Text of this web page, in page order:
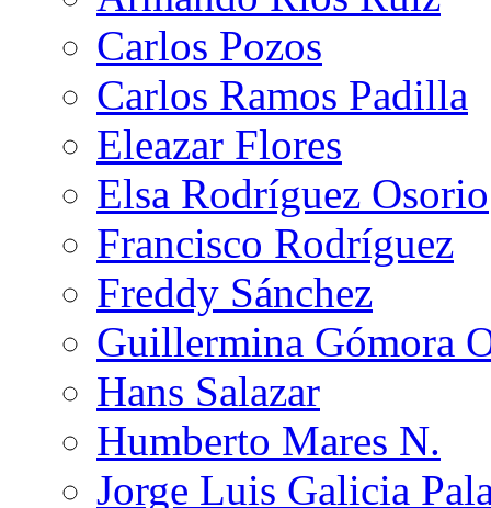
Carlos Pozos
Carlos Ramos Padilla
Eleazar Flores
Elsa Rodríguez Osorio
Francisco Rodríguez
Freddy Sánchez
Guillermina Gómora
Hans Salazar
Humberto Mares N.
Jorge Luis Galicia